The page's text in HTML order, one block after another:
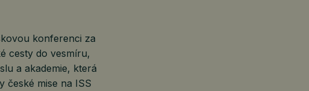
konferenci za
cesty do vesmíru,
a akademie, která
české mise na ISS